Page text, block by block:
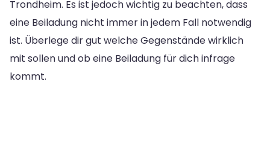
Trondheim. Es ist jedoch wichtig zu beachten, dass
eine Beiladung nicht immer in jedem Fall notwendig
ist. Überlege dir gut welche Gegenstände wirklich
mit sollen und ob eine Beiladung für dich infrage
kommt.